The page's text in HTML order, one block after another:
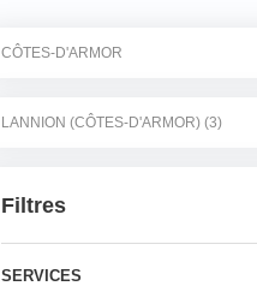
Filtres
SERVICES